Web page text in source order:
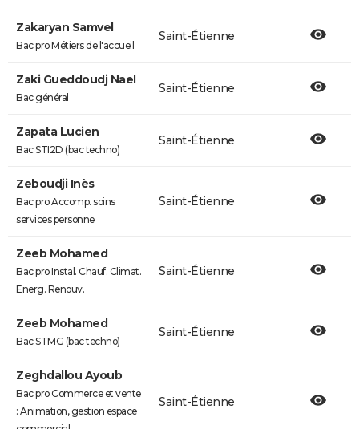
Zakaryan Samvel
Bac pro Métiers de l'accueil
Saint-Étienne
Zaki Gueddoudj Nael
Bac général
Saint-Étienne
Zapata Lucien
Bac STI2D (bac techno)
Saint-Étienne
Zeboudji Inès
Bac pro Accomp. soins
services personne
Saint-Étienne
Zeeb Mohamed
Bac pro Instal. Chauf. Climat.
Energ. Renouv.
Saint-Étienne
Zeeb Mohamed
Bac STMG (bac techno)
Saint-Étienne
Zeghdallou Ayoub
Bac pro Commerce et vente
: Animation, gestion espace
Saint-Étienne